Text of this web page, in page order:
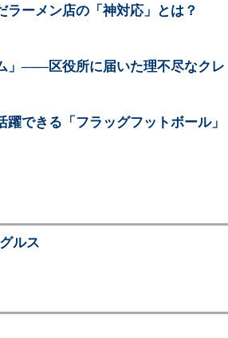
ーメン店の「神対応」とは？
」――区役所に届いた理不尽なクレ
できる「フラッグフットボール」
ルス